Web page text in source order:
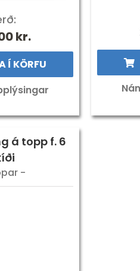
kr.
Í KÖRFU
á topp f. 6
-